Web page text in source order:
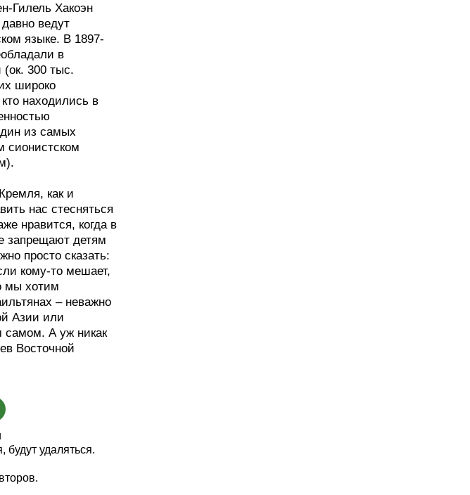
Гилель Хакоэн
ведут
языке. В 1897-
в
300 тыс.
широко
находились в
из самых
сионистском
как и
нас стесняться
нравится, когда в
запрещают детям
просто сказать:
кому-то мешает,
мы хотим
– неважно
Азии или
самом. А уж никак
Восточной
будут удаляться.